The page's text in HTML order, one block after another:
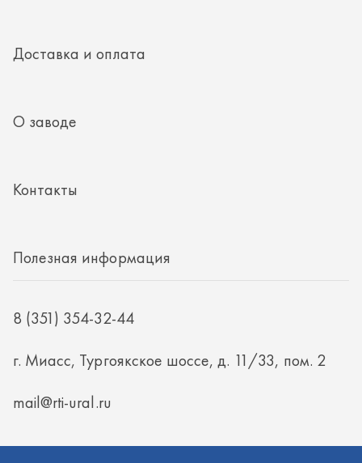
8 (351) 354-32-44
ИНН 7415101168
ОГРН 1187456037768
Политика конфиденциальности